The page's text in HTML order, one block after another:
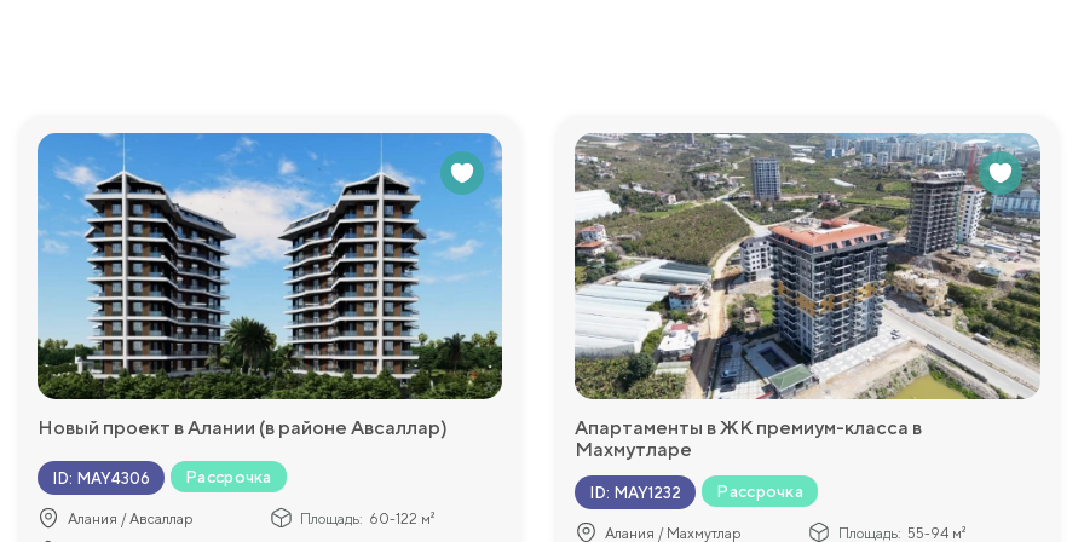
квартиры с планировкой 1+1, с площадью от 69 до 74 квадратных
насладиться прекрасным видом на море, природу, бассейн или город.
покупателям возможность запланировать свое переезд
вариантом для тех, кто ищет комфортабельное и современное жилье
площадка, где можно сыграть в баскетбол в свободное время.
вкусу многим. Также, в жилом комплексе есть фитнес-центр. Для тех,
есть беседки для отдыха и зоны отдыха с барбекю, где можно
не останутся без занятий – им предлагается детская площадка, где они
которые у Вас возникнут и с удовольствием предоставим
Новый проект в Алании (в районе Авсаллар)
ID: MAY4306 Рассрочка
Алания / Авсаллар Площадь: 60-122 м²
Апартаменты в ЖК премиум-класса в
Махмутларе
ID: MAY1232 Рассрочка
Алания / Махмутлар Площадь: 55-94 м²